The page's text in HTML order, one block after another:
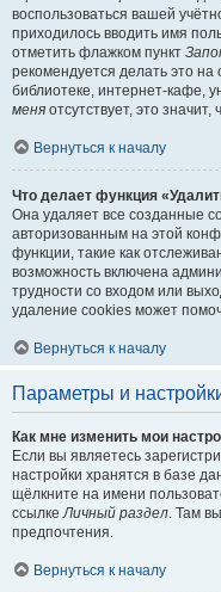
воспользоваться вашей
приходилось вводить имя
отметить флажком пункт
рекомендуется делать это
библиотеке, интернет-кафе,
меня отсутствует, это
Вернуться к началу
Что делает функция
Она удаляет все созданные
авторизованным на этой
функции, такие как
возможность включена
трудности со входом или
удаление cookies может
Вернуться к началу
Параметры и
Как мне изменить мои
Если вы являетесь
настройки хранятся в базе
щёлкните на имени
ссылкеЛичный раздел. Там
предпочтения.
Вернуться к началу